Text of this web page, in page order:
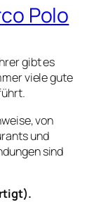
Polo
gibt es
viele gute
von
und
sind